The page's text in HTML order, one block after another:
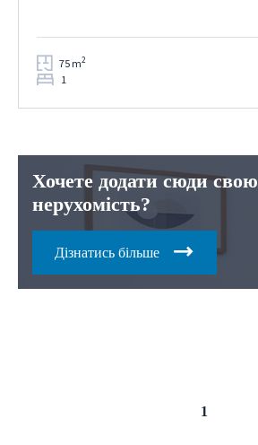
75 m2
1
Хочете додати сюди свою
нерухомість?
Дізнатись більше
1